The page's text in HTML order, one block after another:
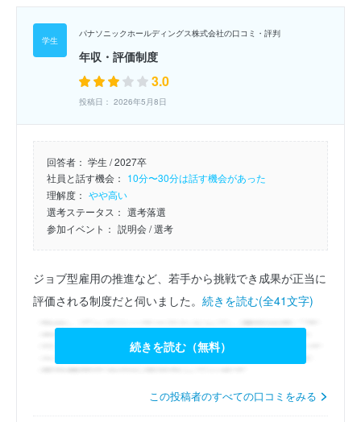
パナソニックホールディングス株式会社の口コミ・評判
年収・評価制度
3.0
投稿日： 2026年5月8日
回答者： 学生 / 2027卒
社員と話す機会： 10分〜30分は話す機会があった
理解度： やや高い
選考ステータス： 選考落選
参加イベント： 説明会/ 選考
ジョブ型雇用の推進など、若手から挑戦でき成果が正当に
評価される制度だと伺いました。 続きを読む(全41文字)
続きを読む（無料）
この投稿者のすべての口コミをみる